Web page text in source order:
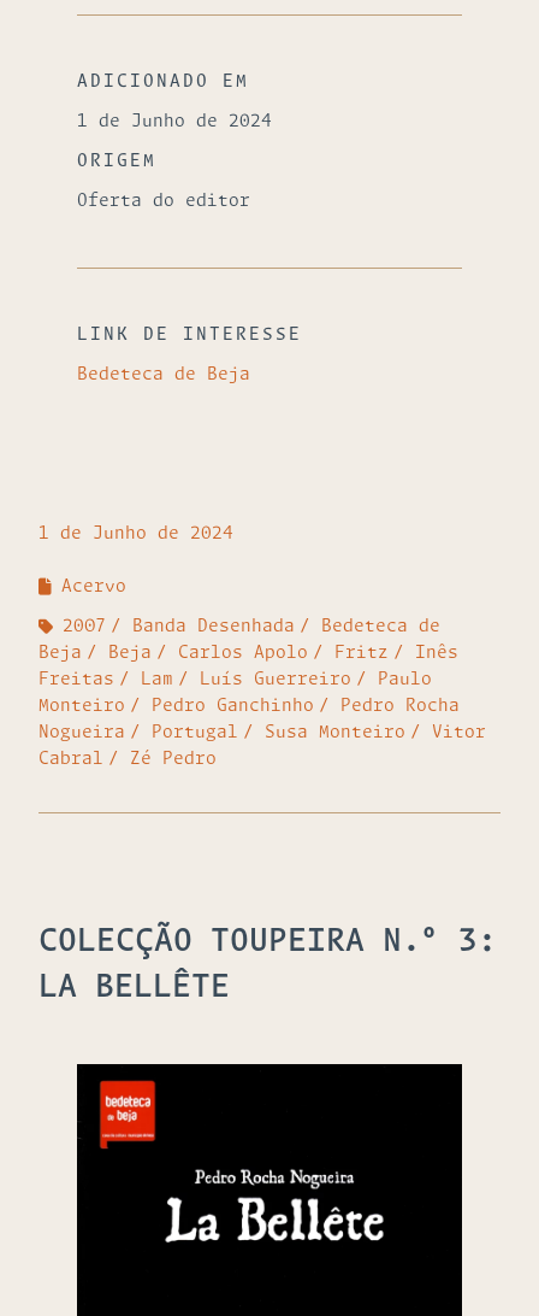
ADICIONADO EM
1 de Junho de 2024
ORIGEM
Oferta do editor
LINK DE INTERESSE
Bedeteca de Beja
1 de Junho de 2024
Acervo
2007 Banda Desenhada
Bedeteca de
Beja
Beja Carlos Apolo Fritz
Inês
Freitas
Lam Luís Guerreiro
Paulo
Monteiro
Pedro Ganchinho
Pedro Rocha
Nogueira
Portugal Susa Monteiro
Vitor
Cabral
Zé Pedro
COLECÇÃO TOUPEIRA N.º 3:
LA BELLÊTE